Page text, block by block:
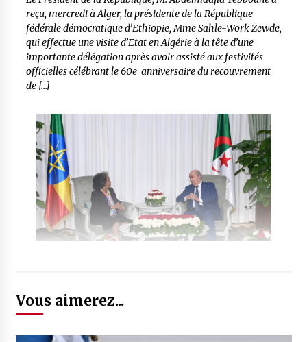
reçu, mercredi à Alger, la présidente de la République
fédérale démocratique d’Ethiopie, Mme Sahle-Work Zewde,
qui effectue une visite d’Etat en Algérie à la tête d’une
importante délégation après avoir assisté aux festivités
officielles célébrant le 60e anniversaire du recouvrement
de […]
Vous aimerez...